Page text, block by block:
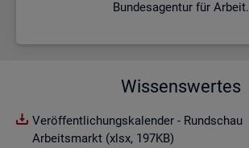
Bundesagentur für Arbeit.
Wissenswertes
Veröffentlichungskalender - Rundschau
Arbeitsmarkt (xlsx, 197KB)